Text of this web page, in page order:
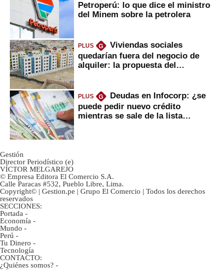
Petroperú: lo que dice el ministro
del Minem sobre la petrolera
PLUS G
Viviendas sociales
quedarían fuera del negocio de
alquiler: la propuesta del
PLUS G
Deudas en Infocorp: ¿se
puede pedir nuevo crédito
mientras se sale de la lista
Gestión
Director Periodístico (e)
VÍCTOR MELGAREJO
© Empresa Editora El Comercio S.A.
Calle Paracas #532, Pueblo Libre, Lima.
Copyright© | Gestion.pe | Grupo El Comercio | Todos los derechos
reservados
SECCIONES:
Portada -
Economía -
Mundo -
Perú -
Tu Dinero -
Tecnología
CONTACTO:
¿Quiénes somos? -